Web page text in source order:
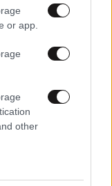
or app.
other